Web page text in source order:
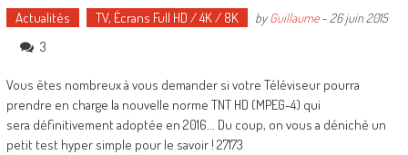
Actualités TV, Écrans Full HD / 4K / 8K byGuillaume- 26 juin 2015
3
Vous êtes nombreux à vous demander si votre Téléviseur pourra
prendre en charge la nouvelle norme TNT HD (MPEG-4) qui
sera définitivement adoptée en 2016... Du coup, on vous a déniché un
petit test hyper simple pour le savoir ! 27173